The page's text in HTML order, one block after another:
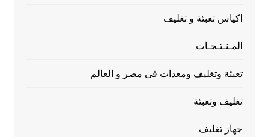
اكياس تعبئة و تغليف
المـنـتـجـات
تعبئة وتغليف ومعدات فى مصر و العالم
تغليف وتعبئة
جهاز تغليف